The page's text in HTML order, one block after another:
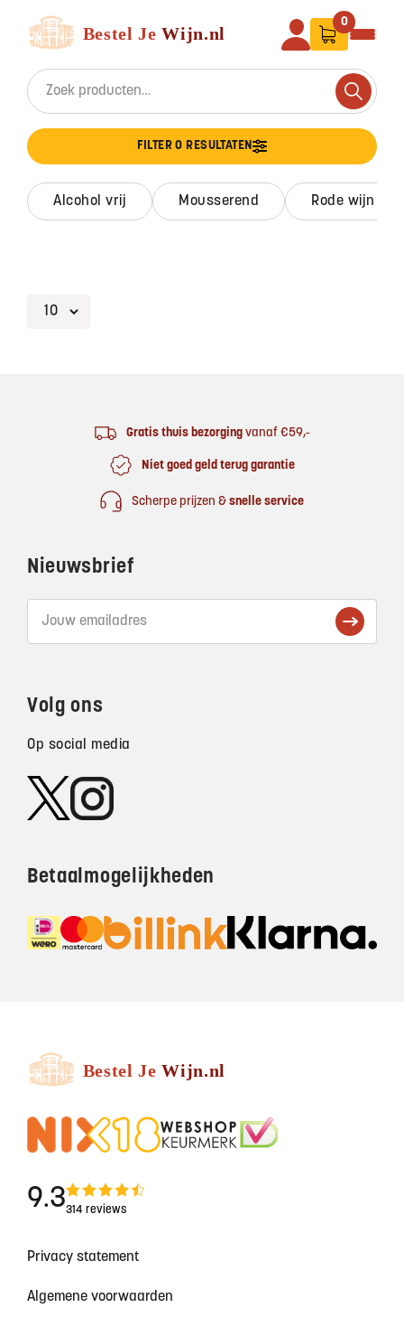
Search for:
Search
0
FILTER 0 RESULTATEN
alcohol vrij mousserend rode wijn
Gratis thuis bezorgingvanaf €59,-
Niet goed geld terug garantie
Scherpe prijzen & snelle service
Nieuwsbrief
Volg ons
Op social media
Betaalmogelijkheden
9.3314 reviews
Privacy statement
Algemene voorwaarden